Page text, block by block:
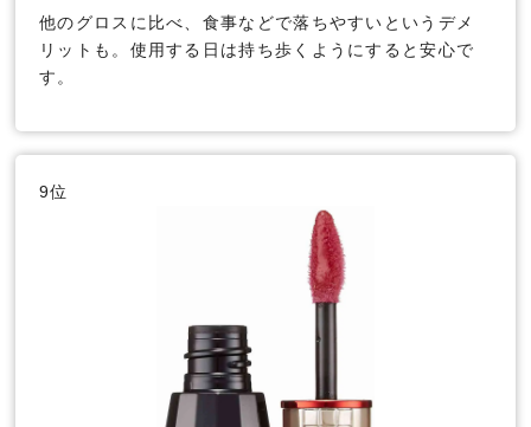
他のグロスに比べ、食事などで落ちやすいというデメ
リットも。使用する日は持ち歩くようにすると安心で
す。
9位